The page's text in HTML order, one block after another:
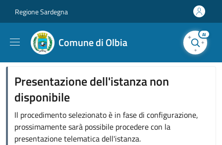
Regione Sardegna
Comune di Olbia
AI
Presentazione dell'istanza non
disponibile
Il procedimento selezionato è in fase di configurazione,
prossimamente sarà possibile procedere con la
presentazione telematica dell'istanza.